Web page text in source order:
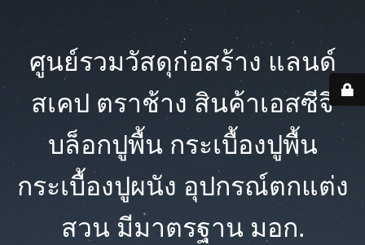
ศูนย์รวมวัสดุก่อสร้าง แลนด์
สเคป ตราช้าง สินค้าเอสซีจี
บล็อกปูพื้น กระเบื้องปูพื้น
กระเบื้องปูผนัง อุปกรณ์ตกแต่ง
สวน มีมาตรฐาน มอก.